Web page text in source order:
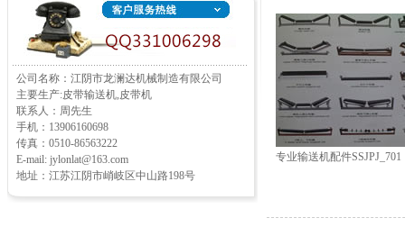
公司名称：江阴市龙澜达机械制造有限公司
主要生产:皮带输送机,皮带机
联系人：周先生
手机：13906160698
传真：0510-86563222
E-mail: jylonlat@163.com
地址：江苏江阴市峭岐区中山路198号
专业输送机配件SSJPJ_701